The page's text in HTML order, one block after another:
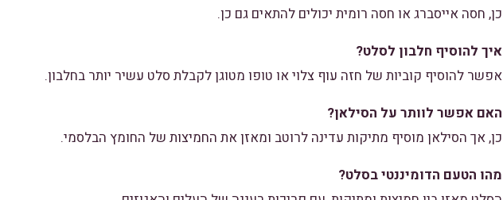
כן, חסה אייסברג או חסה רומית יכולים להתאים גם כן.
איך להוסיף חלבון לסלט?
אפשר להוסיף קוביות של חזה עוף צלוי או טופו מטוגן לקבלת סלט עשיר יותר בחלבון.
האם אפשר לוותר על הסילאן?
כן, אך הסילאן מוסיף מתיקות עדינה לרוטב ומאזן את החמיצות של החומץ הבלסמי.
מהו הטעם הדומיננטי בסלט?